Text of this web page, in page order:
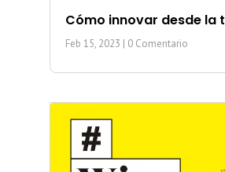
Cómo innovar desde la
Feb 15, 2023 | 0 Comentario